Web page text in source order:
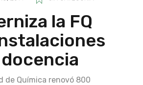
la FQ
de Química renovó 800